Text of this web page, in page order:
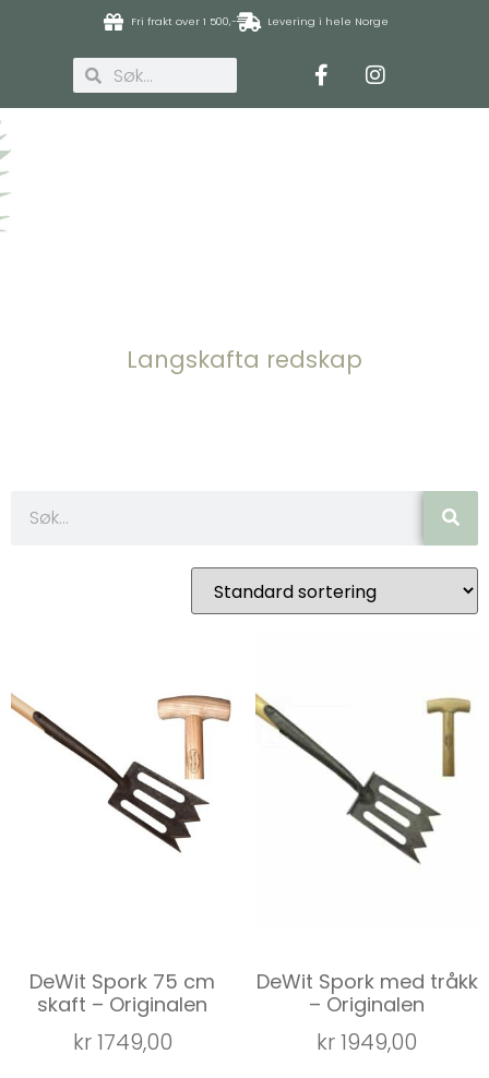
Fri frakt over 1 500,- Levering i hele Norge
Langskafta redskap
DeWit Spork 75 cm
skaft – Originalen
kr1749,00
DeWit Spork med tråkk
– Originalen
kr1949,00